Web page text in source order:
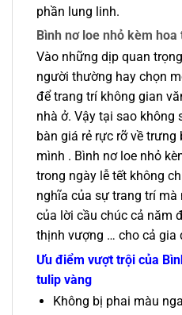
phần lung linh.
Bình nơ loe nhỏ kèm
Vào những dịp quan
người thường hay chọn
để trang trí không gian
nhà ở. Vậy tại sao không
bàn giá rẻ rực rỡ về
mình . Bình nơ loe nhỏ
trong ngày lễ tết không
nghĩa của sự trang trí mà
của lời cầu chúc cả năm
thịnh vượng … cho cả gia
Ưu điểm vượt trội của
tulip vàng
Không bị phai màu